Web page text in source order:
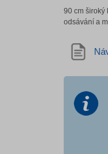
90 cm široký
odsávání a